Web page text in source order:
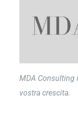
MDA Consulting
vostra crescita.